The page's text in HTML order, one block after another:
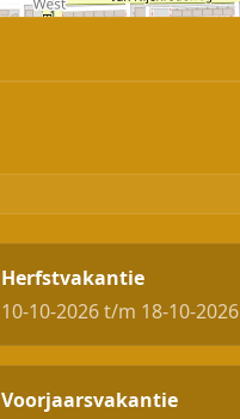
Herfstvakantie
10-10-2026 t/m 18-10-2026
Voorjaarsvakantie